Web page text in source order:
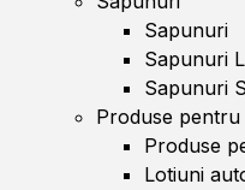
Sapunuri
Sapunuri
Sapunuri
Produse
Produse
Lotiuni